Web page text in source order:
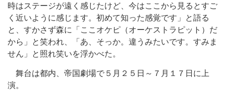
時はステージが遠く感じたけど、今はここから見るとすご
く近いように感じます。初めて知った感覚です」と語る
と、すかさず森に「ここオケピ（オーケストラピット）だ
から」と笑われ、「あ、そっか。違うみたいです。すみま
せん」と照れ笑いを浮かべた。
舞台は都内、帝国劇場で５月２５日～７月１７日に上
演。